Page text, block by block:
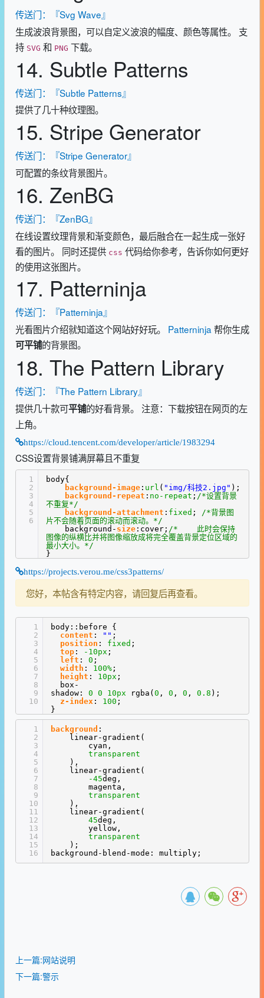
传送门：『Svg Wave』
生成波浪背景图，可以自定义波浪的幅度、颜色等属性。 支
持 SVG 和 PNG 下载。
14. Subtle Patterns
传送门：『Subtle Patterns』
提供了几十种纹理图。
15. Stripe Generator
传送门：『Stripe Generator』
可配置的条纹背景图片。
16. ZenBG
传送门：『ZenBG』
在线设置纹理背景和渐变颜色，最后融合在一起生成一张好
看的图片。 同时还提供 css 代码给你参考，告诉你如何更好
的使用这张图片。
17. Patterninja
传送门：『Patterninja』
光看图片介绍就知道这个网站好好玩。 Patterninja 帮你生成
可平铺的背景图。
18. The Pattern Library
传送门：『The Pattern Library』
提供几十款可平铺的好看背景。 注意：下载按钮在网页的左
上角。
https://cloud.tencent.com/developer/article/1983294
CSS设置背景铺满屏幕且不重复
1
2
3
4
5
6
body{
background-image: url ( "img/科技2.jpg" );
background-repeat : no-repeat ; /*设置背景
不重复*/
background-attachment : fixed ; /*背景图
片不会随着页面的滚动而滚动。*/
background- size:cover; /* 此时会保持
图像的纵横比并将图像缩放成将完全覆盖背景定位区域的
最小大小。*/
}
https://projects.verou.me/css3patterns/
您好，本帖含有特定内容，请回复后再查看。
1
2
3
4
5
6
7
8
9
10
body::before {
content : "" ;
position : fixed ;
top: -10px ;
left : 0 ;
width : 100%;
height : 10px ;
box-
shadow: 0 0 10px rgba( 0 , 0 , 0 , 0.8 );
z-index: 100 ;
}
1
2
3
4
5
6
7
8
9
10
11
12
13
14
15
16
background :
linear-gradient(
cyan,
transparent
),
linear-gradient(
-45deg,
magenta,
transparent
),
linear-gradient(
45deg,
yellow,
transparent
);
background-blend-mode: multiply;
上一篇:网站说明
下一篇:警示